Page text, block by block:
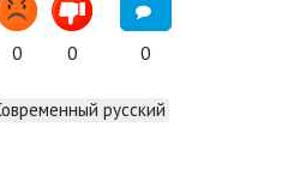
0 0 0
русский